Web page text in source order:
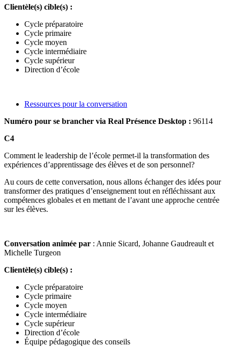
Clientèle(s) cible(s) :
Cycle préparatoire
Cycle primaire
Cycle moyen
Cycle intermédiaire
Cycle supérieur
Direction d’école
Ressources pour la conversation
Numéro pour se brancher via Real Présence Desktop : 96114
C4
Comment le leadership de l’école permet-il la transformation des
expériences d’apprentissage des élèves et de son personnel?
Au cours de cette conversation, nous allons échanger des idées pour
transformer des pratiques d’enseignement tout en réfléchissant aux
compétences globales et en mettant de l’avant une approche centrée
sur les élèves.
Conversation animée par : Annie Sicard, Johanne Gaudreault et
Michelle Turgeon
Clientèle(s) cible(s) :
Cycle préparatoire
Cycle primaire
Cycle moyen
Cycle intermédiaire
Cycle supérieur
Direction d’école
Équipe pédagogique des conseils